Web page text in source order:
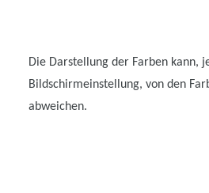
Die Darstellung der Farben kann,
Bildschirmeinstellung, von den
abweichen.